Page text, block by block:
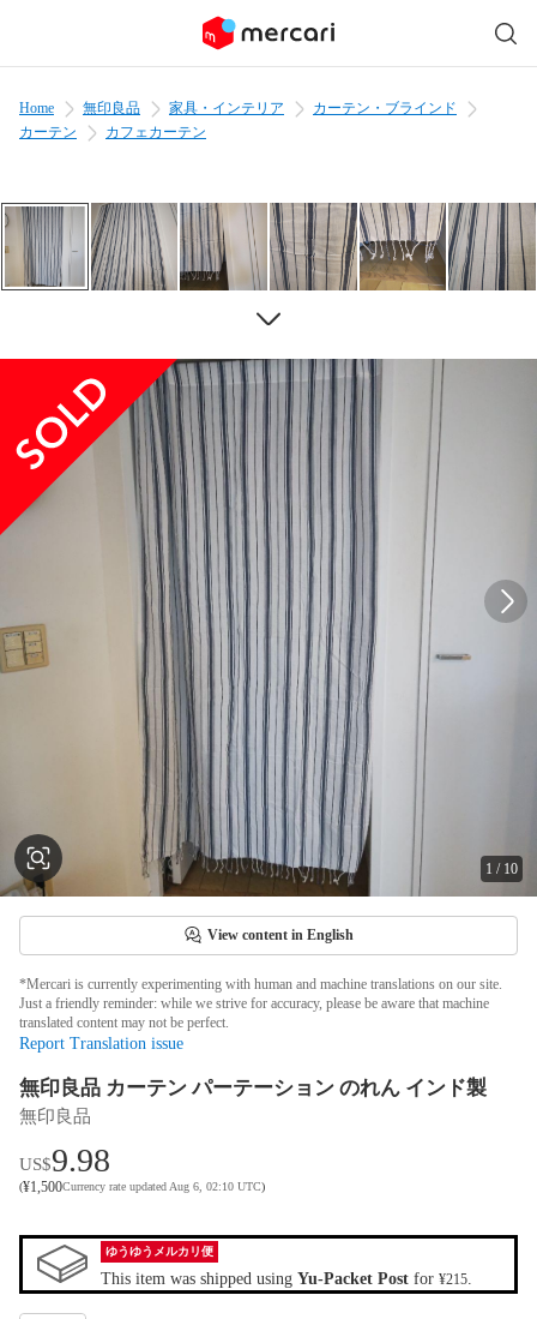
Home 無印良品 家具・インテリア
カーテン・ブラインド
カーテン
カフェカーテン
1 / 10
View content in English
*Mercari is currently experimenting with human and machine translations on our site.
Just a friendly reminder: while we strive for accuracy, please be aware that machine
translated content may not be perfect.
Report Translation issue
無印良品 カーテン パーテーション のれん インド製
無印良品
US$9.98
(¥1,500Currency rate updated Aug 6, 02:10 UTC)
ゆうゆうメルカリ便
This item was shipped using Yu-Packet Post for ¥215